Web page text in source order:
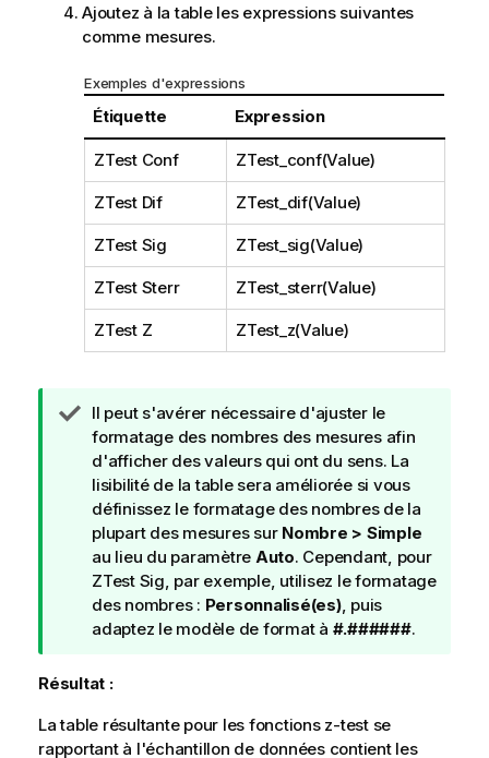
Ajoutez à la table les expressions suivantes
comme mesures.
Exemples d'expressions
Étiquette Expression
ZTest Conf ZTest_conf(Value)
ZTest Dif ZTest_dif(Value)
ZTest Sig ZTest_sig(Value)
ZTest Sterr ZTest_sterr(Value)
ZTest Z ZTest_z(Value)
N
o
t
e
C
o
n
s
e
i
Il peut s'avérer nécessaire d'ajuster le
formatage des nombres des mesures afin
d'afficher des valeurs qui ont du sens. La
lisibilité de la table sera améliorée si vous
définissez le formatage des nombres de la
plupart des mesures sur Nombre > Simple
au lieu du paramètre Auto. Cependant, pour
ZTest Sig, par exemple, utilisez le formatage
des nombres : Personnalisé(es), puis
adaptez le modèle de format à #.######.
Résultat :
La table résultante pour les fonctions z-testse
rapportant à l'échantillon de données contient les